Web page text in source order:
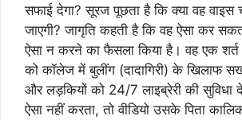
सफाई देगा? सूरज पूछता है कि क्या वह वाइस
जाएगी? जागृति कहती है कि वह ऐसा कर
ऐसा न करने का फैसला किया है। वह एक
को कॉलेज में बुलींग (दादागिरी) के खिलाफ
और लड़कियों को 24/7 लाइब्रेरी की सुविधा
ऐसा नहीं करता, तो वीडियो उसके पिता